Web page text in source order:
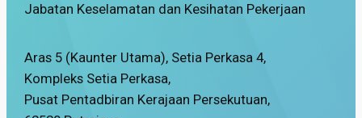
Jabatan Keselamatan dan Kesihatan Pekerjaan
Aras 5 (Kaunter Utama), Setia Perkasa 4,
Kompleks Setia Perkasa,
Pusat Pentadbiran Kerajaan Persekutuan,